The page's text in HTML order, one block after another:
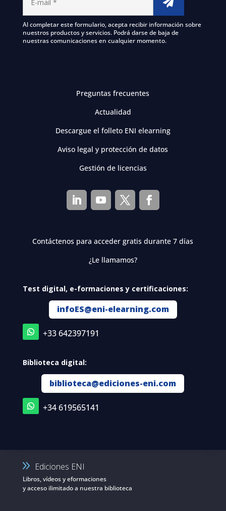
Al completar este formulario, acepta recibir información sobre
nuestros productos y servicios. Podrá darse de baja de
nuestras comunicaciones en cualquier momento.
Preguntas frecuentes
Actualidad
Descargue el folleto ENI elearning
Aviso legal y protección de datos
Gestión de licencias
Contáctenos para acceder gratis durante 7 días
¿Le llamamos?
Test digital, e-formaciones y certificaciones:
infoES@eni-elearning.com
+33 642397191
Biblioteca digital:
biblioteca@ediciones-eni.com
+34 619565141
Ediciones ENI
Libros, vídeos y eformaciones
y acceso ilimitado a nuestra biblioteca